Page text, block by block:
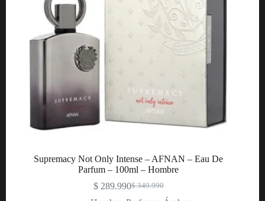
Supremacy Not Only Intense – AFNAN – Eau De
Parfum – 100ml – Hombre
$349.990
Original
$289.990Current